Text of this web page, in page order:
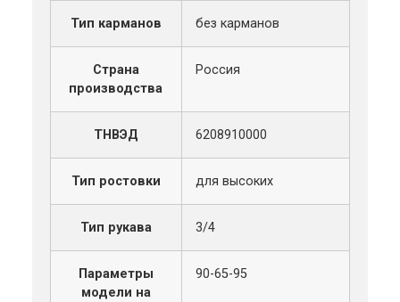
Тип карманов без карманов
Страна
производства
Россия
ТНВЭД 6208910000
Тип ростовки для высоких
Тип рукава 3/4
Параметры
модели на
90-65-95